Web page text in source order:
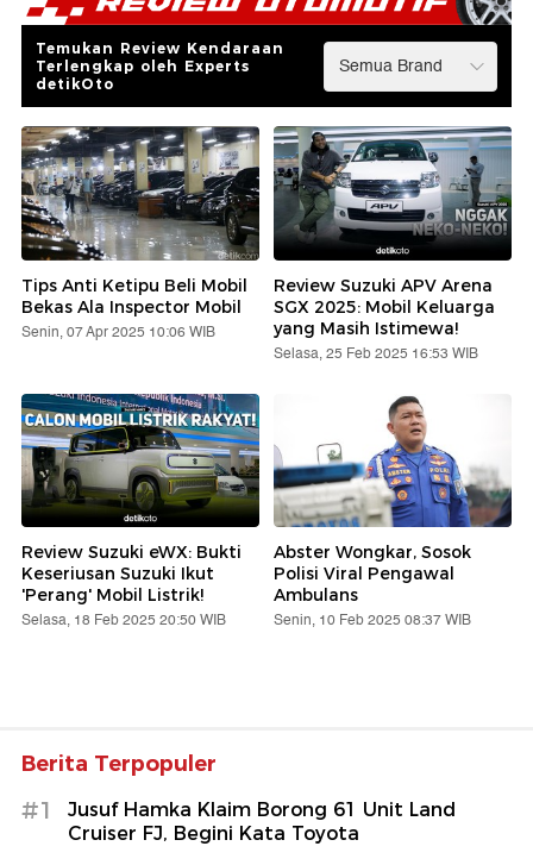
Temukan Review Kendaraan
Terlengkap oleh Experts
detikOto
Tips Anti Ketipu Beli Mobil
Bekas Ala Inspector Mobil
Senin, 07 Apr 2025 10:06 WIB
Review Suzuki APV Arena
SGX 2025: Mobil Keluarga
yang Masih Istimewa!
Selasa, 25 Feb 2025 16:53 WIB
Review Suzuki eWX: Bukti
Keseriusan Suzuki Ikut
'Perang' Mobil Listrik!
Selasa, 18 Feb 2025 20:50 WIB
Abster Wongkar, Sosok
Polisi Viral Pengawal
Ambulans
Senin, 10 Feb 2025 08:37 WIB
Berita Terpopuler
#1
Jusuf Hamka Klaim Borong 61 Unit Land
Cruiser FJ, Begini Kata Toyota